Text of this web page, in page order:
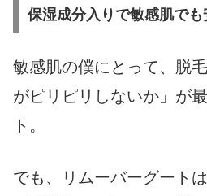
保湿成分入りで敏感肌で
敏感肌の僕にとって、脱
がピリピリしないか」が
ト。
でも、リムーバーグート